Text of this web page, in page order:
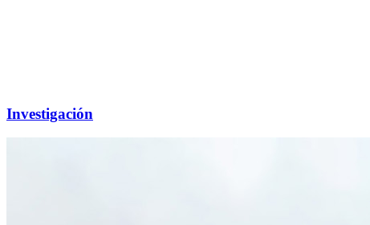
Investigación